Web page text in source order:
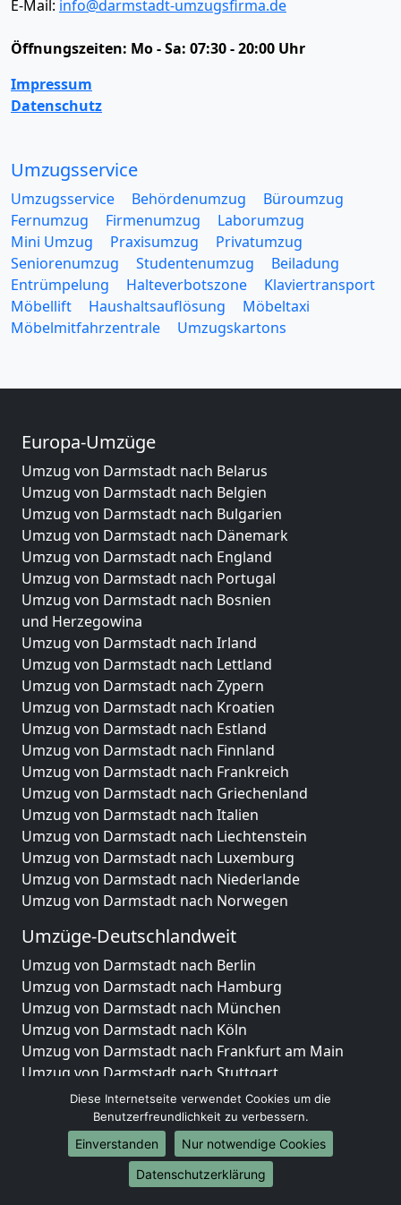
E-Mail: info@darmstadt-umzugsfirma.de
Öffnungszeiten: Mo - Sa: 07:30 - 20:00 Uhr
Impressum
Datenschutz
Umzugsservice
Umzugsservice Behördenumzug
Büroumzug
Fernumzug
Firmenumzug
Laborumzug
Mini Umzug
Praxisumzug
Privatumzug
Seniorenumzug
Studentenumzug
Beiladung
Entrümpelung
Halteverbotszone
Klaviertransport
Möbellift
Haushaltsauflösung
Möbeltaxi
Möbelmitfahrzentrale
Umzugskartons
Europa-Umzüge
Umzug von Darmstadt nach Belarus
Umzug von Darmstadt nach Belgien
Umzug von Darmstadt nach Bulgarien
Umzug von Darmstadt nach Dänemark
Umzug von Darmstadt nach England
Umzug von Darmstadt nach Portugal
Umzug von Darmstadt nach Bosnien
und Herzegowina
Umzug von Darmstadt nach Irland
Umzug von Darmstadt nach Lettland
Umzug von Darmstadt nach Zypern
Umzug von Darmstadt nach Kroatien
Umzug von Darmstadt nach Estland
Umzug von Darmstadt nach Finnland
Umzug von Darmstadt nach Frankreich
Umzug von Darmstadt nach Griechenland
Umzug von Darmstadt nach Italien
Umzug von Darmstadt nach Liechtenstein
Umzug von Darmstadt nach Luxemburg
Umzug von Darmstadt nach Niederlande
Umzug von Darmstadt nach Norwegen
Umzüge-Deutschlandweit
Umzug von Darmstadt nach Berlin
Umzug von Darmstadt nach Hamburg
Umzug von Darmstadt nach München
Umzug von Darmstadt nach Köln
Umzug von Darmstadt nach Frankfurt am Main
Umzug von Darmstadt nach Stuttgart
Umzug von Darmstadt nach Düsseldorf
Umzug von Darmstadt nach Leipzig
Umzug von Darmstadt nach Dortmund
Umzug von Darmstadt nach Essen
Umzug von Darmstadt nach Bremen
Diese Internetseite verwendet Cookies um die
Benutzerfreundlichkeit zu verbessern.
Einverstanden
Nur notwendige Cookies
Datenschutzerklärung